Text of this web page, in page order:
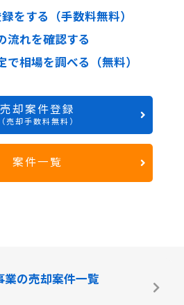
をする（手数料無料）
流れを確認する
で相場を調べる（無料）
売却案件登録
（売却手数料無料）
案件一覧
業の売却案件一覧